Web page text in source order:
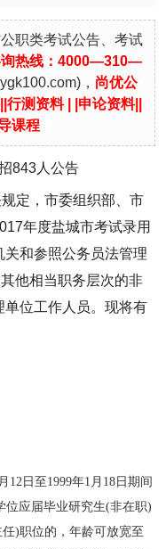
...
职类考试公告、考试
询热线：4000—310—
)， 尚优公
|行测资料| | 申论资料||
课程
843人公告
定，市委组织部、市
年度盐城市考试录用
和参照公务员法管理
他相当职务层次的非
位工作人员。现将有
日至1999年1月18日期间
位应届毕业研究生(非在职)
)职位的，年龄可放宽至